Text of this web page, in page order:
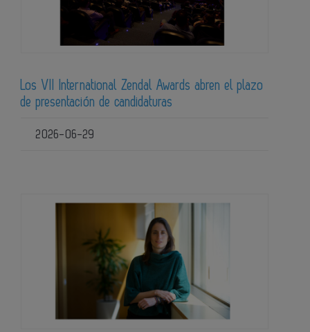
Los VII International Zendal Awards abren el plazo
de presentación de candidaturas
2026-06-29